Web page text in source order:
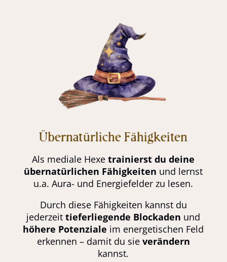
Übernatürliche Fähigkeiten
Als mediale Hexetrainierst du deine
übernatürlichen Fähigkeiten und lernst
u.a. Aura- und Energiefelder zu lesen.
Durch diese Fähigkeiten kannst du
jederzeit tieferliegende Blockaden und
höhere Potenziale im energetischen Feld
erkennen – damit du sieverändern
kannst.